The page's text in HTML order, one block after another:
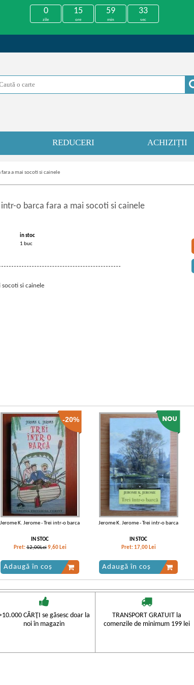
0
zile
15
ore
59
min
33
sec
REDUCERI ACHIZIȚII
a mai socoti si cainele
intr-o barca fara a mai socoti si cainele
in stoc
1 buc
si cainele
-20%
Jerome K. Jerome - Trei intr-o barca
IN STOC
Pret:12,00Lei 9,60 Lei
Adaugă în coș
Jerome K. Jerome - Trei intr-o barca
IN STOC
Pret: 17,00 Lei
Adaugă în coș
CĂRŢI se găsesc doar la
noi în magazin
TRANSPORT GRATUIT la
comenzile de minimum 199 lei